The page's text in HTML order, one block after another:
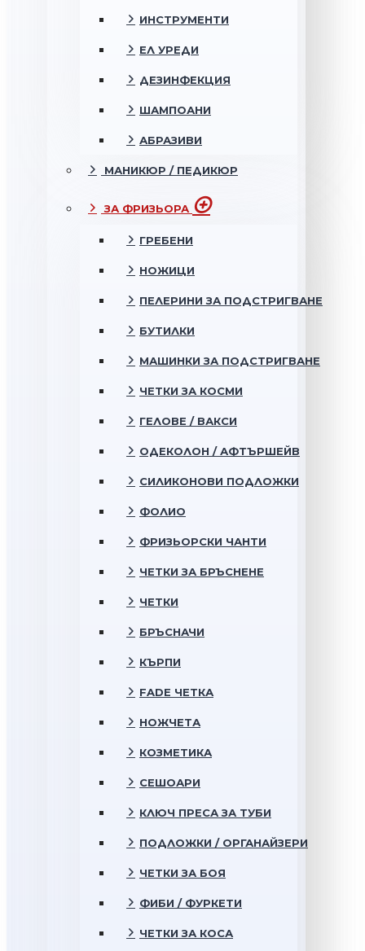
ИНСТРУМЕНТИ
ЕЛ УРЕДИ
ДЕЗИНФЕКЦИЯ
ШАМПОАНИ
АБРАЗИВИ
МАНИКЮР / ПЕДИКЮР
ЗА ФРИЗЬОРА
ГРЕБЕНИ
НОЖИЦИ
ПЕЛЕРИНИ ЗА ПОДСТРИГВАНЕ
БУТИЛКИ
МАШИНКИ ЗА ПОДСТРИГВАНЕ
ЧЕТКИ ЗА КОСМИ
ГЕЛОВЕ / ВАКСИ
ОДЕКОЛОН / АФТЪРШЕЙВ
СИЛИКОНОВИ ПОДЛОЖКИ
ФОЛИО
ФРИЗЬОРСКИ ЧАНТИ
ЧЕТКИ ЗА БРЪСНЕНЕ
ЧЕТКИ
БРЪСНАЧИ
КЪРПИ
FADE ЧЕТКА
НОЖЧЕТА
КОЗМЕТИКА
СЕШОАРИ
КЛЮЧ ПРЕСА ЗА ТУБИ
ПОДЛОЖКИ / ОРГАНАЙЗЕРИ
ЧЕТКИ ЗА БОЯ
ФИБИ / ФУРКЕТИ
ЧЕТКИ ЗА КОСА